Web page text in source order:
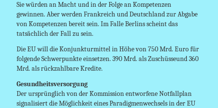
Sie würden an Macht und in der Folge an Kompetenzen
gewinnen. Aber werden Frankreich und Deutschland zur Abgabe
von Kompetenzen bereit sein. Im Falle Berlins scheint das
tatsächlich der Fall zu sein.
Die EU will die Konjunkturmittel in Höhe von 750 Mrd. Euro für
folgende Schwerpunkte einsetzen. 390 Mrd. als Zuschüsseund 360
Mrd. als rückzahlbare Kredite.
Gesundheitsversorgung
Der ursprünglich von der Kommission entworfene Notfallplan
signalisiert die Möglichkeit eines Paradigmenwechsels in der EU